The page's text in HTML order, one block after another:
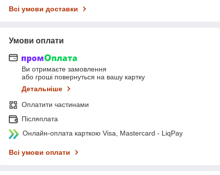
Всі умови доставки
Умови оплати
Ви отримаєте замовлення
або гроші повернуться на вашу картку
Детальніше
Оплатити частинами
Післяплата
Онлайн-оплата карткою Visa, Mastercard - LiqPay
Всі умови оплати